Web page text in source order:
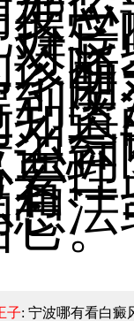
友应
它
对这
诊断
个朋
到医
道
么
识到
要性
有一
法
它。
子: 宁波哪有看白癜